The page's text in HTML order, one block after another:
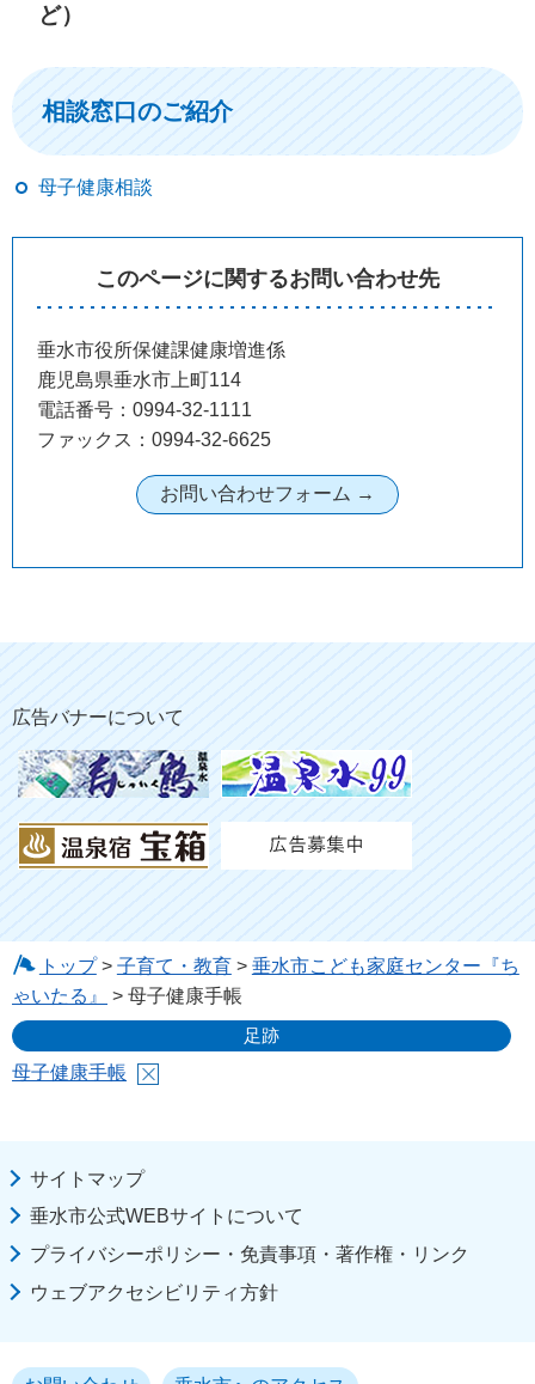
ど）
相談窓口のご紹介
母子健康相談
このページに関するお問い合わせ先
垂水市役所保健課健康増進係
鹿児島県垂水市上町114
電話番号：0994-32-1111
ファックス：0994-32-6625
広告バナーについて
トップ> 子育て・教育> 垂水市こども家庭センター『ち
ゃいたる』
> 母子健康手帳
足跡
母子健康手帳
サイトマップ
垂水市公式WEBサイトについて
プライバシーポリシー・免責事項・著作権・リンク
ウェブアクセシビリティ方針